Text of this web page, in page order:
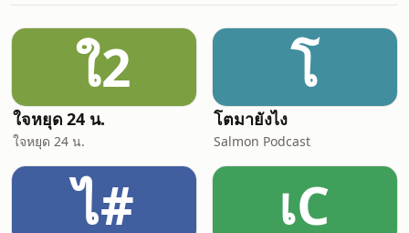
แล้วที่YouTube:
https://bit.ly/3UGFvumSpotify:
https://spoti.fi/3O2ql
ใ2
ใจหยุด 24 น.
ใจหยุด 24 น.
โ
โตมายังไง
Salmon Podcast
ไ# เC